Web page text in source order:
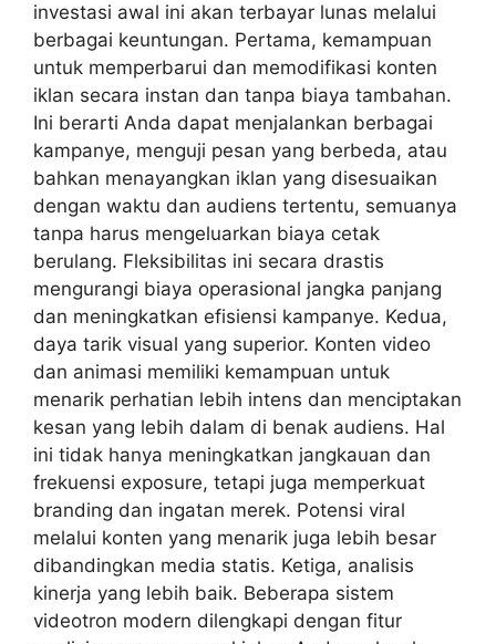
investasi awal ini akan terbayar lunas melalui
berbagai keuntungan. Pertama, kemampuan
untuk memperbarui dan memodifikasi konten
iklan secara instan dan tanpa biaya tambahan.
Ini berarti Anda dapat menjalankan berbagai
kampanye, menguji pesan yang berbeda, atau
bahkan menayangkan iklan yang disesuaikan
dengan waktu dan audiens tertentu, semuanya
tanpa harus mengeluarkan biaya cetak
berulang. Fleksibilitas ini secara drastis
mengurangi biaya operasional jangka panjang
dan meningkatkan efisiensi kampanye. Kedua,
daya tarik visual yang superior. Konten video
dan animasi memiliki kemampuan untuk
menarik perhatian lebih intens dan menciptakan
kesan yang lebih dalam di benak audiens. Hal
ini tidak hanya meningkatkan jangkauan dan
frekuensi exposure, tetapi juga memperkuat
branding dan ingatan merek. Potensi viral
melalui konten yang menarik juga lebih besar
dibandingkan media statis. Ketiga, analisis
kinerja yang lebih baik. Beberapa sistem
videotron modern dilengkapi dengan fitur